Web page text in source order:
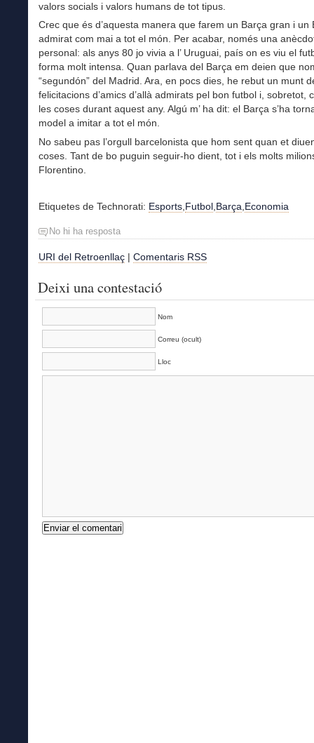
valors socials i valors humans de tot tipus.
Crec que és d’aquesta manera que farem un Barça gran i un
admirat com mai a tot el món. Per acabar, només una
personal: als anys 80 jo vivia a l’ Uruguai, país on es viu el
forma molt intensa. Quan parlava del Barça em deien que
“segundón” del Madrid. Ara, en pocs dies, he rebut un munt
felicitacions d’amics d’allà admirats pel bon futbol i, sobretot,
les coses durant aquest any. Algú m’ ha dit: el Barça s’ha
model a imitar a tot el món.
No sabeu pas l’orgull barcelonista que hom sent quan et
coses. Tant de bo puguin seguir-ho dient, tot i els molts
Florentino.
Etiquetes de Technorati: Esports Futbol Barça Economia
No hi ha resposta
URI del Retroenllaç | Comentaris RSS
Deixi una contestació
Nom
Correu (ocult)
Lloc